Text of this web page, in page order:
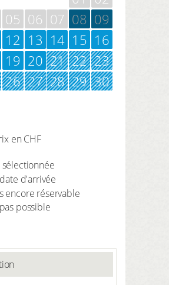
05 06 07 08 09
12 13 14 15 16
19 20 21 22 23
26 27 28 29 30
en CHF
d'arrivée
encore réservable
possible